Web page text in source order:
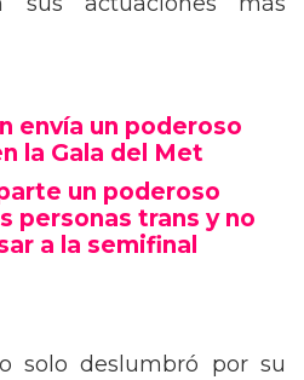
envía un poderoso
la Gala del Met
un poderoso
personas trans y no
a la semifinal
solo deslumbró por su